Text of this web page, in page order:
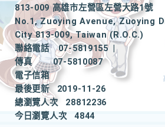
813-009 高雄市左營區左營大路1號
No.1, Zuoying Avenue, Zuoying
City 813-009, Taiwan (R.O.C.)
聯絡電話
07-5819155
|
傳真
07-5810087
電子信箱
最後更新
2019-11-26
總瀏覽人次
28812236
今日瀏覽人次
4844